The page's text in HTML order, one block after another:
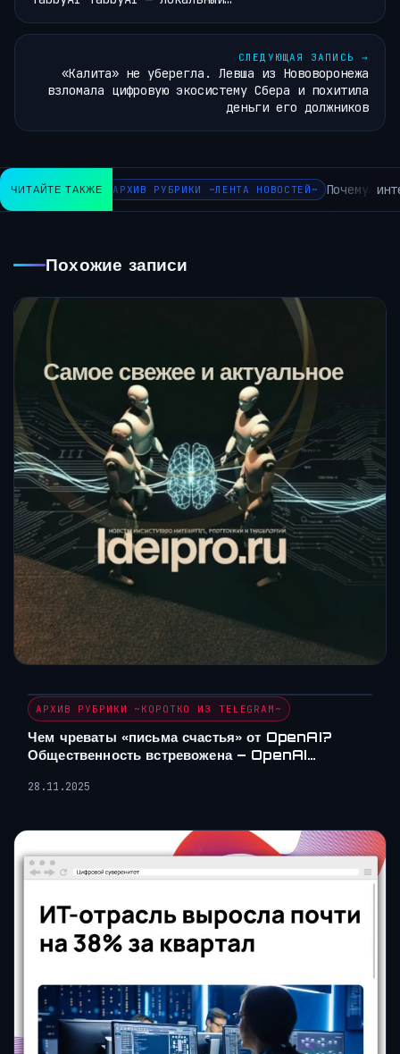
СЛЕДУЮЩАЯ ЗАПИСЬ →
«Калита» не уберегла. Левша из Нововоронежа
взломала цифровую экосистему Сбера и похитила
деньги его должников
ЧИТАЙТЕ ТАКЖЕ АРХИВ РУБРИКИ ~ЛЕНТА НОВОСТЕЙ~ Почему
Похожие записи
АРХИВ РУБРИКИ ~КОРОТКО ИЗ TELEGRAM~
Чем чреваты «письма счастья» от OpenAI?
Общественность встревожена – OpenAI…
28.11.2025